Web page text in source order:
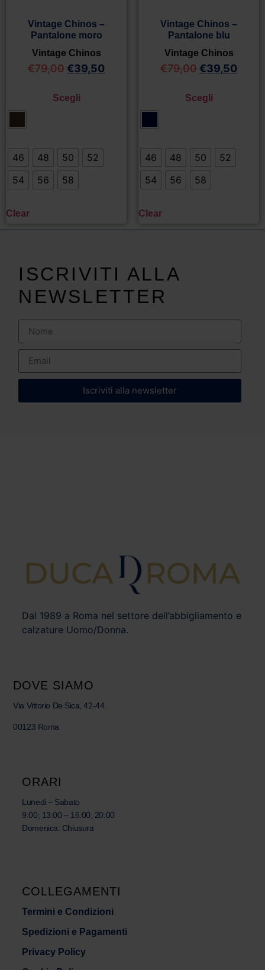
Vintage Chinos –
Pantalone moro
Vintage Chinos
€79,00 €39,50
Scegli
46 48 50
52
54
56 58
Clear
Vintage Chinos –
Pantalone blu
Vintage Chinos
€79,00 €39,50
Scegli
46 48 50
52
54
56 58
Clear
ISCRIVITI ALLA
NEWSLETTER
Iscriviti alla newsletter
Dal 1989 a Roma nel settore dell’abbigliamento e
calzature Uomo/Donna.
DOVE SIAMO
Via Vittorio De Sica, 42-44
00123 Roma
ORARI
Lunedi – Sabato
9:00; 13:00 – 16:00; 20:00
Domenica: Chiusura
COLLEGAMENTI
Termini e Condizioni
Spedizioni e Pagamenti
Privacy Policy